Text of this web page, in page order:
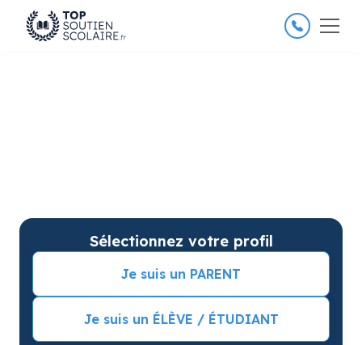
26 000 élèves satisfaits
Sélectionnez votre profil
Je suis un PARENT
Je suis un ÉLÈVE / ÉTUDIANT